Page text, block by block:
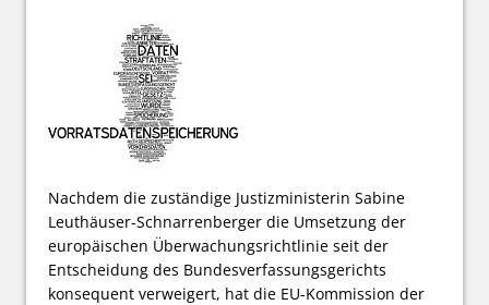
Nachdem die zuständige Justizministerin Sabine
Leuthäuser-Schnarrenberger die Umsetzung der
europäischen Überwachungsrichtlinie seit der
Entscheidung des Bundesverfassungsgerichts
konsequent verweigert, hat die EU-Kommission der